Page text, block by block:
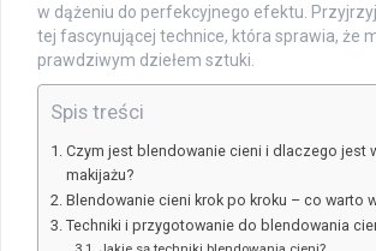
w dążeniu do perfekcyjnego efektu.
tej fascynującej technice, która sprawia, że
prawdziwym dziełem sztuki.
Spis treści
Czym jest blendowanie cieni i dlaczego jest
makijażu?
Blendowanie cieni krok po kroku – co warto
Techniki i przygotowanie do blendowania